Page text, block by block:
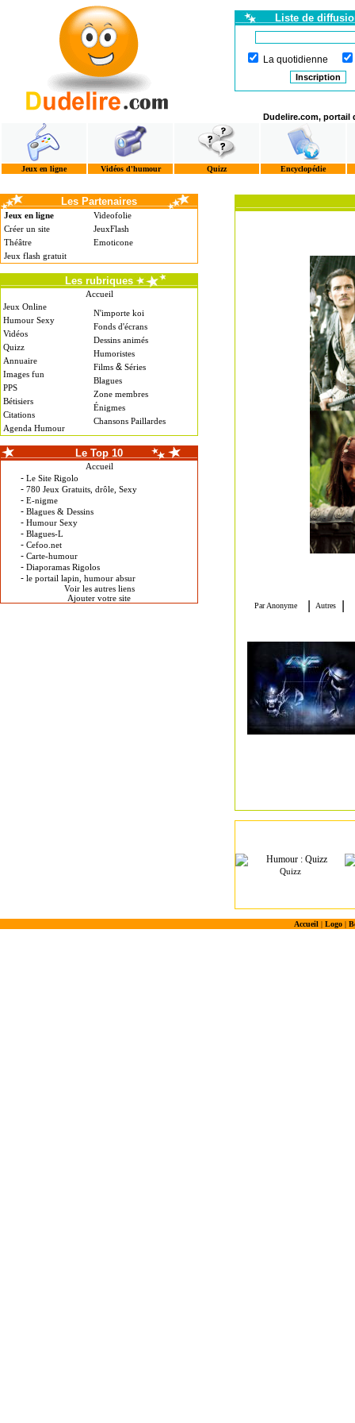
Liste de
La quotidienne
Dudelire.com, portail
Jeux en ligne Vidéos d'humour Quizz Encyclopédie
Les Partenaires
Jeux en ligne
Créer un site
Théâtre
Jeux flash gratuit
Videofolie
JeuxFlash
Emoticone
Les rubriques
Accueil
Jeux Online
Humour Sexy
Vidéos
Quizz
Annuaire
Images fun
PPS
Bétisiers
Citations
Agenda Humour
N'importe koi
Fonds d'écrans
Dessins animés
Humoristes
Films & Séries
Blagues
Zone membres
Énigmes
Chansons Paillardes
Le Top 10
Accueil
- Le Site Rigolo
- 780 Jeux Gratuits, drôle, Sexy
- E-nigme
- Blagues & Dessins
- Humour Sexy
- Blagues-L
- Cefoo.net
- Carte-humour
- Diaporamas Rigolos
- le portail lapin, humour absur
Voir les autres liens
Ajouter votre site
Quizz
Accueil| Logo|